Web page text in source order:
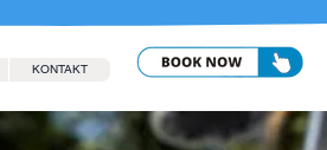
KONTAKT